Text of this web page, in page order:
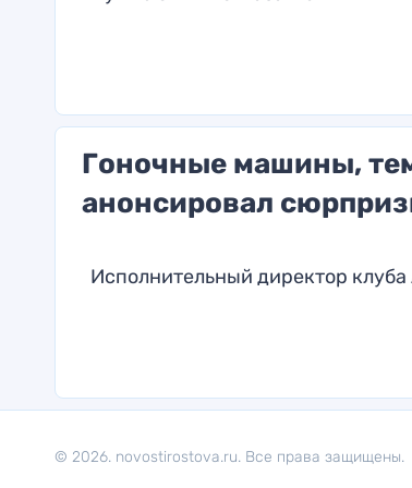
Гоночные машины,
анонсировал
Исполнительный директор
© 2026. novostirostova.ru. Все права защищены.